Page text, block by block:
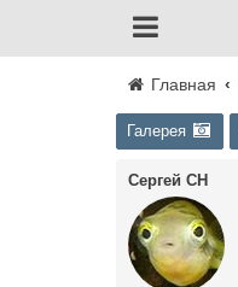
Главная
Галерея
Сергей СН